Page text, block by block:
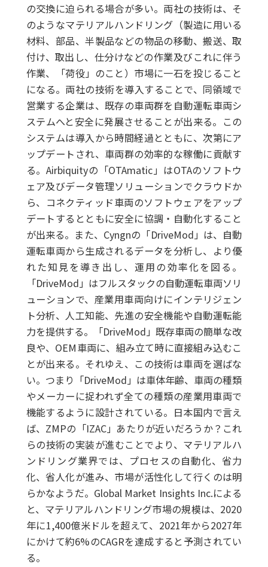
の交換に迫られる場合が多い。両社の技術は、そ
のようなマテリアルハンドリング（製造に用いる
材料、部品、半製品などの物品の移動、搬送、取
付け、取出し、仕分けなどの作業及びこれに伴う
作業、「荷役」のこと）市場に一石を投じること
になる。両社の技術を導入することで、同領域で
営業する企業は、既存の車両群を自動運転車両シ
ステムへと安全に発展させることが出来る。この
システムは導入から時間経過とともに、次第にア
ップデートされ、車両群の効率的な稼働に貢献す
る。Airbiquityの「OTAmatic」はOTAのソフトウ
ェア及びデータ管理ソリューションでクラウドか
ら、コネクティッド車両のソフトウェアをアップ
デートするとともに安全に協調・自動化すること
が出来る。また、Cyngnの「DriveMod」は、自動
運転車両から生成されるデータを分析し、より優
れた知見を導き出し、運用の効率化を図る。
「DriveMod」はフルスタックの自動運転車両ソリ
ューションで、産業用車両向けにインテリジェン
ト分析、人工知能、先進の安全機能や自動運転能
力を提供する。「DriveMod」既存車両の簡単な改
良や、OEM車両に、組み立て時に直接組み込むこ
とが出来る。それゆえ、この技術は車両を選ばな
い。つまり「DriveMod」は車体年齢、車両の種類
やメーカーに捉われず全ての種類の産業用車両で
機能するように設計されている。日本国内で言え
ば、ZMPの「IZAC」あたりが近いだろうか？これ
らの技術の実装が進むことでより、マテリアルハ
ンドリング業界では、プロセスの自動化、省力
化、省人化が進み、市場が活性化して行くのは明
らかなようだ。Global Market Insights Inc.による
と、マテリアルハンドリング市場の規模は、2020
年に1,400億米ドルを超えて、2021年から2027年
にかけて約6%のCAGRを達成すると予測されてい
る。